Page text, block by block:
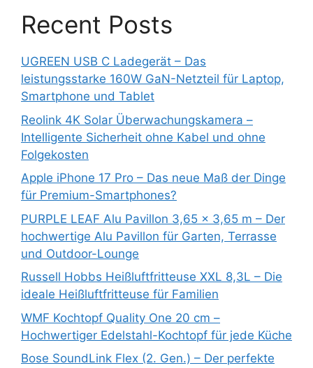
Recent Posts
UGREEN USB C Ladegerät – Das
leistungsstarke 160W GaN-Netzteil für Laptop,
Smartphone und Tablet
Reolink 4K Solar Überwachungskamera –
Intelligente Sicherheit ohne Kabel und ohne
Folgekosten
Apple iPhone 17 Pro – Das neue Maß der Dinge
für Premium-Smartphones?
PURPLE LEAF Alu Pavillon 3,65 x 3,65 m – Der
hochwertige Alu Pavillon für Garten, Terrasse
und Outdoor-Lounge
Russell Hobbs Heißluftfritteuse XXL 8,3L – Die
ideale Heißluftfritteuse für Familien
WMF Kochtopf Quality One 20 cm –
Hochwertiger Edelstahl-Kochtopf für jede Küche
Bose SoundLink Flex (2. Gen.) – Der perfekte